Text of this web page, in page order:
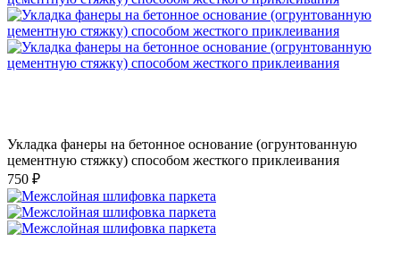
Укладка фанеры на бетонное основание (огрунтованную
цементную стяжку) способом жесткого приклеивания
750 ₽